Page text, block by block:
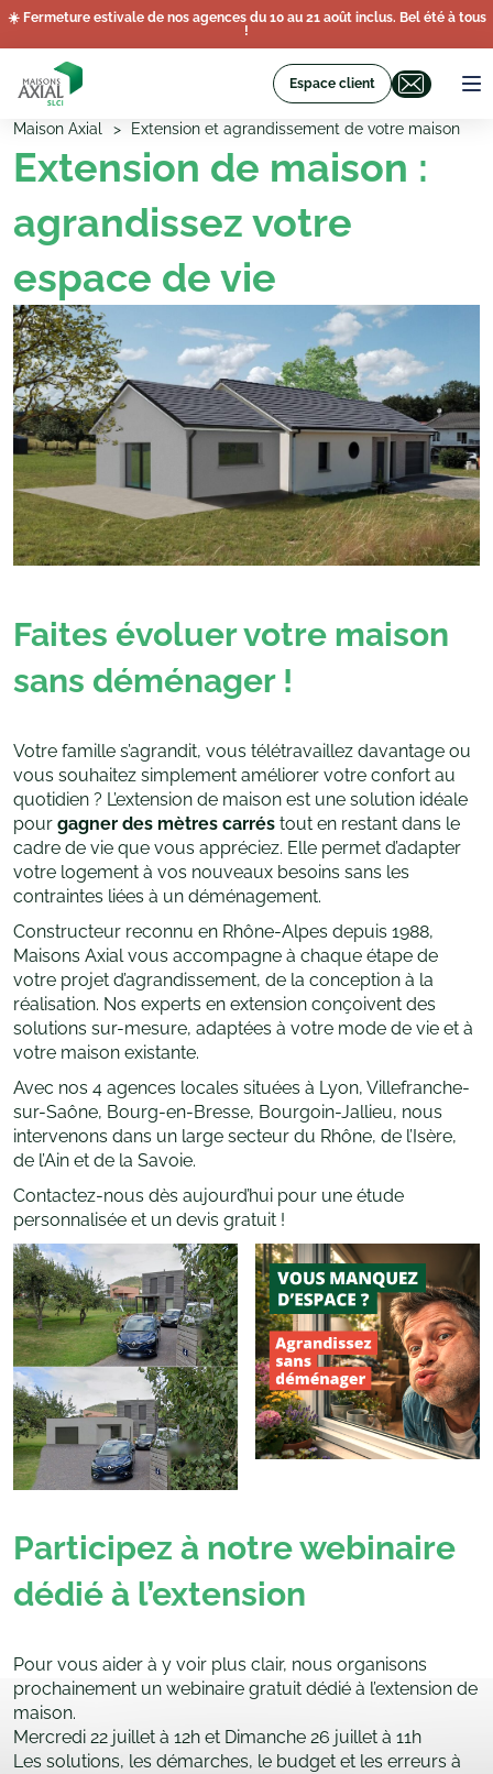
☀️ Fermeture estivale de nos agences du 10 au 21 août inclus. Bel été à tous
!
Espace client
Maison Axial Extension et agrandissement de votre maison
Extension de maison :
agrandissez votre
espace de vie
Faites évoluer votre maison
sans déménager !
Votre famille s’agrandit, vous télétravaillez davantage ou
vous souhaitez simplement améliorer votre confort au
quotidien ? L’extension de maison est une solution idéale
pour gagner des mètres carrés tout en restant dans le
cadre de vie que vous appréciez. Elle permet d’adapter
votre logement à vos nouveaux besoins sans les
contraintes liées à un déménagement.
Constructeur reconnu en Rhône-Alpes depuis 1988,
Maisons Axial vous accompagne à chaque étape de
votre projet d’agrandissement, de la conception à la
réalisation. Nos experts en extension conçoivent des
solutions sur-mesure, adaptées à votre mode de vie et à
votre maison existante.
Avec nos 4 agences locales situées à Lyon, Villefranche-
sur-Saône, Bourg-en-Bresse, Bourgoin-Jallieu, nous
intervenons dans un large secteur du Rhône, de l’Isère,
de l’Ain et de la Savoie.
Contactez-nous dès aujourd’hui pour une étude
personnalisée et un devis gratuit !
Participez à notre webinaire
dédié à l’extension
Pour vous aider à y voir plus clair, nous organisons
prochainement un webinaire gratuit dédié à l’extension de
maison.
Mercredi 22 juillet à 12h et Dimanche 26 juillet à 11h
Les solutions, les démarches, le budget et les erreurs à